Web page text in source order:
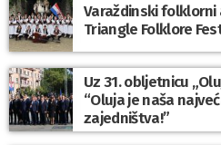
Varaždinski
Triangle Folklore
Uz 31. obljetnicu
“Oluja je naša
zajedništva!”